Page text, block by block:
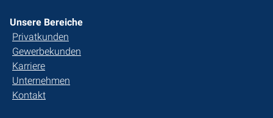
Unsere Bereiche
Privatkunden
Gewerbekunden
Karriere
Unternehmen
Kontakt